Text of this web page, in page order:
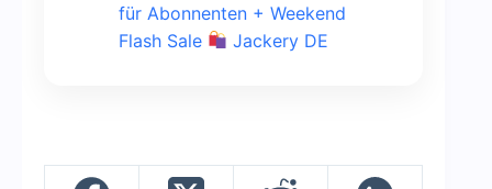
für Abonnenten + Weekend
Flash Sale
Jackery DE